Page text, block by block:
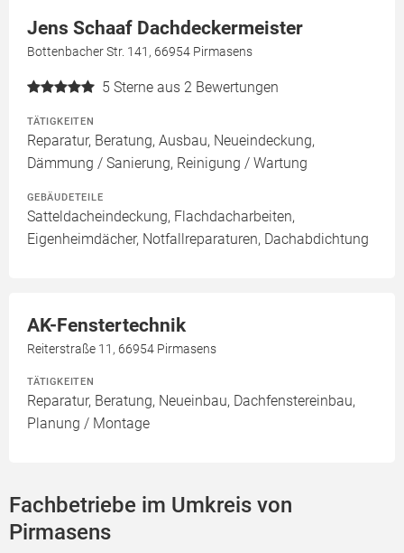
Jens Schaaf Dachdeckermeister
Bottenbacher Str. 141, 66954 Pirmasens
5 Sterne aus 2 Bewertungen
TÄTIGKEITEN
Reparatur, Beratung, Ausbau, Neueindeckung,
Dämmung / Sanierung, Reinigung / Wartung
GEBÄUDETEILE
Satteldacheindeckung, Flachdacharbeiten,
Eigenheimdächer, Notfallreparaturen, Dachabdichtung
AK-Fenstertechnik
Reiterstraße 11, 66954 Pirmasens
TÄTIGKEITEN
Reparatur, Beratung, Neueinbau, Dachfenstereinbau,
Planung / Montage
Fachbetriebe im Umkreis von
Pirmasens